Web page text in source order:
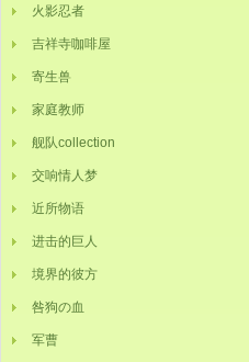
火影忍者
吉祥寺咖啡屋
寄生兽
家庭教师
舰队collection
交响情人梦
近所物语
进击的巨人
境界的彼方
咎狗の血
军曹